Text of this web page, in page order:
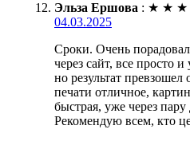
Эльза Ершова : ★ ★ ★
04.03.2025
Сроки. Очень
через сайт, все просто
но результат
печати отличное,
быстрая, уже через
Рекомендую всем, кто